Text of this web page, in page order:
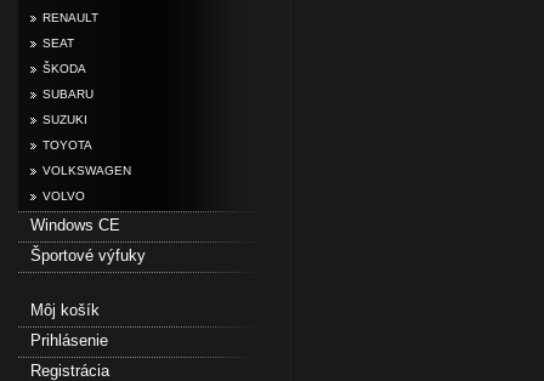
RENAULT
SEAT
ŠKODA
SUBARU
SUZUKI
TOYOTA
VOLKSWAGEN
VOLVO
Windows CE
Športové výfuky
Môj košík
Prihlásenie
Registrácia